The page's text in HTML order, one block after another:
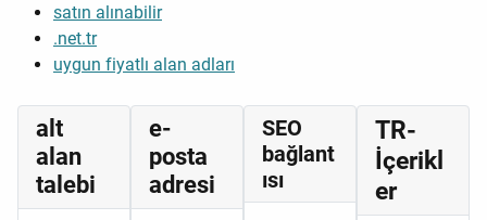
satın alınabilir
.net.tr
uygun fiyatlı alan adları
alt
alan
talebi
e-
posta
adresi
SEO
bağlant
ısı
TR-
İçerikl
er